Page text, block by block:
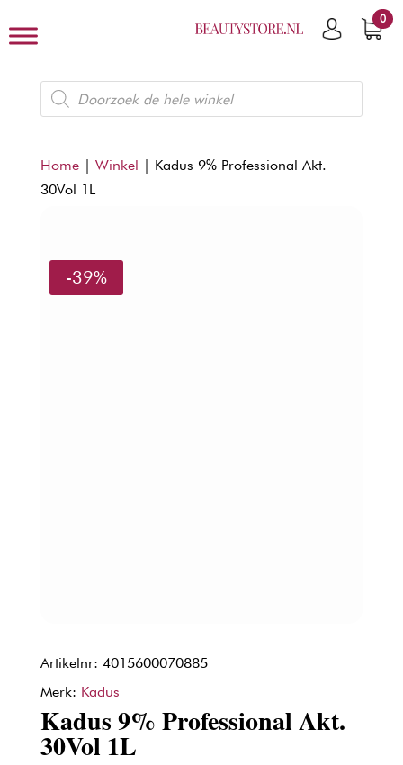
0
Producten
zoeken
Home| Winkel | Kadus 9% Professional Akt.
30Vol 1L
-39%
Artikelnr: 4015600070885
Merk: Kadus
Kadus 9% Professional Akt.
30Vol 1L